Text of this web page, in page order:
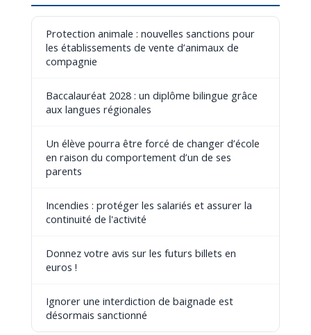
Protection animale : nouvelles sanctions pour
les établissements de vente d’animaux de
compagnie
Baccalauréat 2028 : un diplôme bilingue grâce
aux langues régionales
Un élève pourra être forcé de changer d’école
en raison du comportement d’un de ses
parents
Incendies : protéger les salariés et assurer la
continuité de l'activité
Donnez votre avis sur les futurs billets en
euros !
Ignorer une interdiction de baignade est
désormais sanctionné